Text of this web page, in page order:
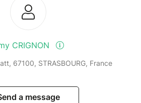
CRIGNON
67100, STRASBOURG, France
a message